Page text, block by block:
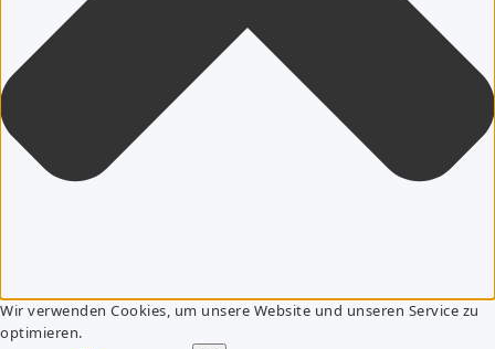
Wir verwenden Cookies, um unsere Website und unseren Service zu
optimieren.